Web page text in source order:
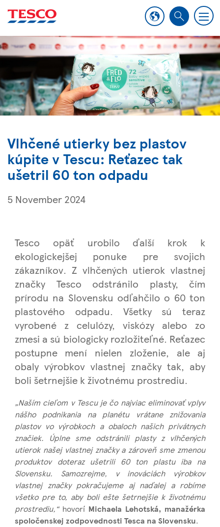
S
a
r
c
h
M
e
n
u
Vlhčené utierky bez plastov
kúpite v Tescu: Reťazec tak
ušetril 60 ton odpadu
5 November 2024
Tesco opäť urobilo ďalší krok k
ekologickejšej ponuke pre svojich
zákazníkov. Z vlhčených utierok vlastnej
značky Tesco odstránilo plasty, čím
prírodu na Slovensku odľahčilo o 60 ton
plastového odpadu. Všetky sú teraz
vyrobené z celulózy, viskózy alebo zo
zmesi a sú biologicky rozložiteľné. Reťazec
postupne mení nielen zloženie, ale aj
obaly výrobkov vlastnej značky tak, aby
boli šetrnejšie k životnému prostrediu.
„Naším cieľom v Tescu je čo najviac eliminovať vplyv
nášho podnikania na planétu vrátane znižovania
plastov vo výrobkoch a obaloch našich privátnych
značiek. Úplne sme odstránili plasty z vlhčených
utierok našej vlastnej značky a zároveň sme zmenou
produktov doteraz ušetrili 60 ton plastu iba na
Slovensku. Samozrejme, v inováciách výrobkov
vlastnej značky pokračujeme aj naďalej a robíme
všetko pre to, aby boli ešte šetrnejšie k životnému
prostrediu,“ hovorí Michaela Lehotská, manažérka
spoločenskej zodpovednosti Tesca na Slovensku.